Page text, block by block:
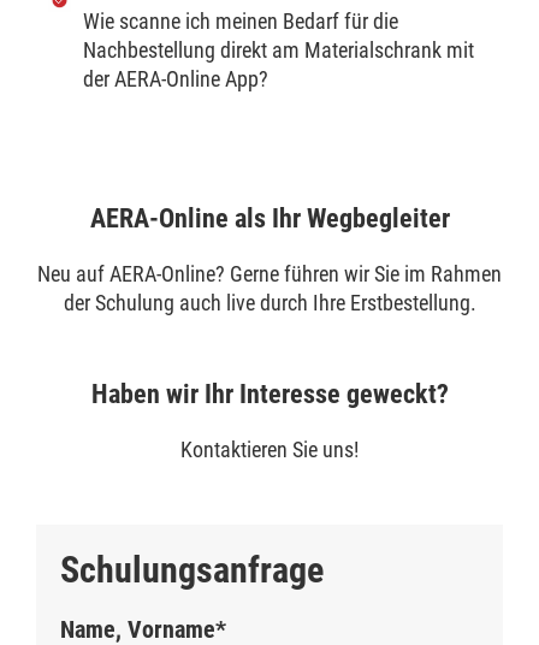
Wie scanne ich meinen Bedarf für die
Nachbestellung direkt am Materialschrank mit
der AERA-Online App?
AERA-Online als Ihr Wegbegleiter
Neu auf AERA-Online? Gerne führen wir Sie im Rahmen
der Schulung auch live durch Ihre Erstbestellung.
Haben wir Ihr Interesse geweckt?
Kontaktieren Sie uns!
Schulungsanfrage
Name, Vorname*